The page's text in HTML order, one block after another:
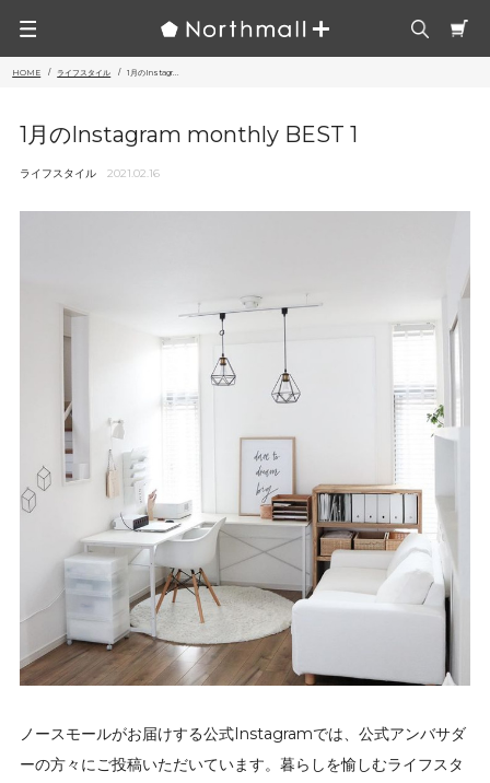
HOME ライフスタイル 1月のInstagr...
1月のInstagram monthly BEST 1
ライフスタイル 2021.02.16
ノースモールがお届けする公式Instagramでは、公式アンバサダ
ーの方々にご投稿いただいています。暮らしを愉しむライフスタ